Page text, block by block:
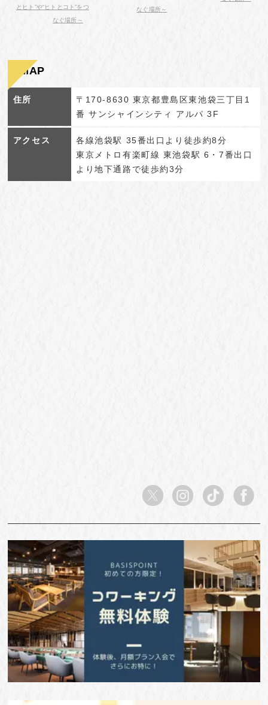
とヒト”や“ヒトとコト”をつ
なぐ場所～
なぐ場所～
MAP
住所
〒170-8630 東京都豊島区東池袋三丁目1
番 サンシャインシティ アルパ 3F
アクセス
各線池袋駅 35番出口より徒歩約8分
東京メトロ有楽町線 東池袋駅 6・7番出口
より地下通路で徒歩約3分